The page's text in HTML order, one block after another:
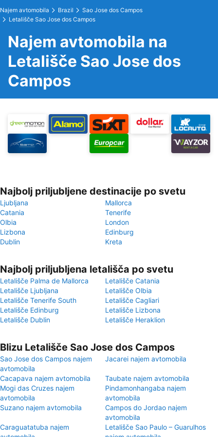
Najem avtomobila Brazil
Sao Jose dos Campos
Letališče Sao Jose dos Campos
Najem avtomobila na
Letališče Sao Jose dos
Campos
Najbolj priljubljene destinacije po svetu
Ljubljana
Mallorca
Catania
Tenerife
Olbia
London
Lizbona
Edinburg
Dublin
Kreta
Najbolj priljubljena letališča po svetu
Letališče Palma de Mallorca
Letališče Catania
Letališče Ljubljana
Letališče Olbia
Letališče Tenerife South
Letališče Cagliari
Letališče Edinburg
Letališče Lizbona
Letališče Dublin
Letališče Heraklion
Blizu Letališče Sao Jose dos Campos
Sao Jose dos Campos najem
avtomobila
Jacarei najem avtomobila
Cacapava najem avtomobila
Taubate najem avtomobila
Mogi das Cruzes najem
avtomobila
Pindamonhangaba najem
avtomobila
Suzano najem avtomobila
Campos do Jordao najem
avtomobila
Caraguatatuba najem
Letališče Sao Paulo – Guarulhos